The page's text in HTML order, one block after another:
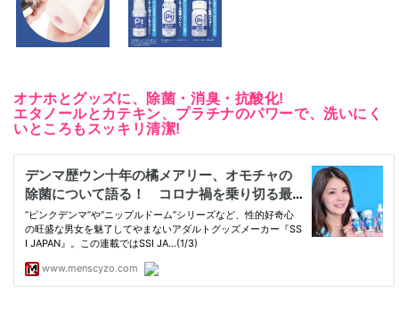
オナホとグッズに、除菌・消臭・抗酸化!
エタノールとカテキン、プラチナのパワーで、洗いにく
いところもスッキリ清潔!